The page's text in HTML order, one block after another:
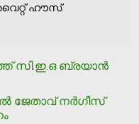
വൈറ്റ് ഹൗസ്.
ബ്രയാന്‍
ജേതാവ് നര്‍ഗീസ്